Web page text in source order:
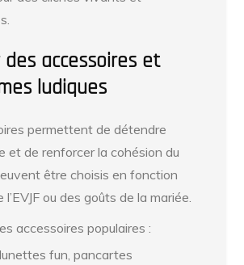
accessoires et
ludiques
permettent de détendre
et de renforcer la cohésion du
être choisis en fonction
ou des goûts de la mariée.
accessoires populaires :
fun, pancartes